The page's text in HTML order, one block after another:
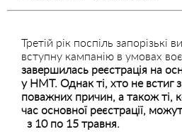
Третій рік поспіль запорізькі
вступну кампанію в умовах
завершилась реєстрація на
у НМТ. Однак ті, хто не встиг
поважних причин, а також ті,
час основної реєстрації,
з 10 по 15 травня.